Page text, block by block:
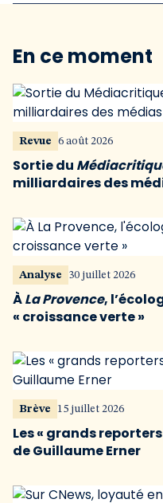
En ce moment
Revue 6 août 2026
Sortie du
milliardaires des
Analyse 30 juillet 2026
ÀLa Provence,
« croissance verte »
Brève 15 juillet 2026
Les « grands reporters
de Guillaume Erner